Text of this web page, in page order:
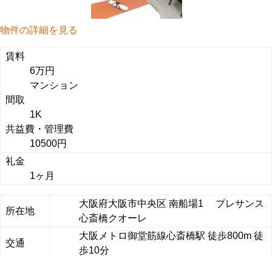
物件の詳細を見る
賃料
6万円
マンション
間取
1K
共益費・管理費
10500円
礼金
1ヶ月
所在地
大阪府大阪市中央区 南船場1 プレサンス
心斎橋クオーレ
交通
大阪メトロ御堂筋線心斎橋駅 徒歩800m 徒
歩10分